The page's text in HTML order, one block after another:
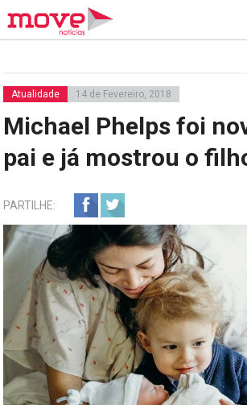
Atualidade 14 de Fevereiro, 2018
Michael Phelps foi
pai e já mostrou o
PARTILHE: